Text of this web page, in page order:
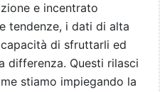
e incentrato
tendenze, i dati di alta
di sfruttarli ed
differenza. Questi rilasci
stiamo impiegando la